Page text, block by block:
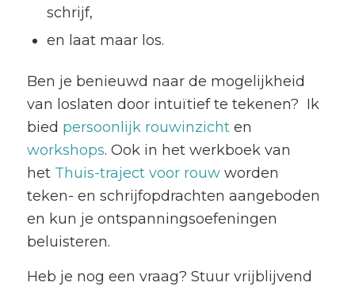
schrijf,
en laat maar los.
Ben je benieuwd naar de mogelijkheid
van loslaten door intuïtief te tekenen? Ik
bied persoonlijk rouwinzichten
workshops. Ook in het werkboek van
hetThuis-traject voor rouwworden
teken- en schrijfopdrachten aangeboden
en kun je ontspanningsoefeningen
beluisteren.
Heb je nog een vraag? Stuur vrijblijvend